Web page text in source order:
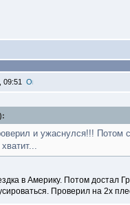
09:51
и ужаснулся!!! Потом
в Америку. Потом достал
Проверил на 2х